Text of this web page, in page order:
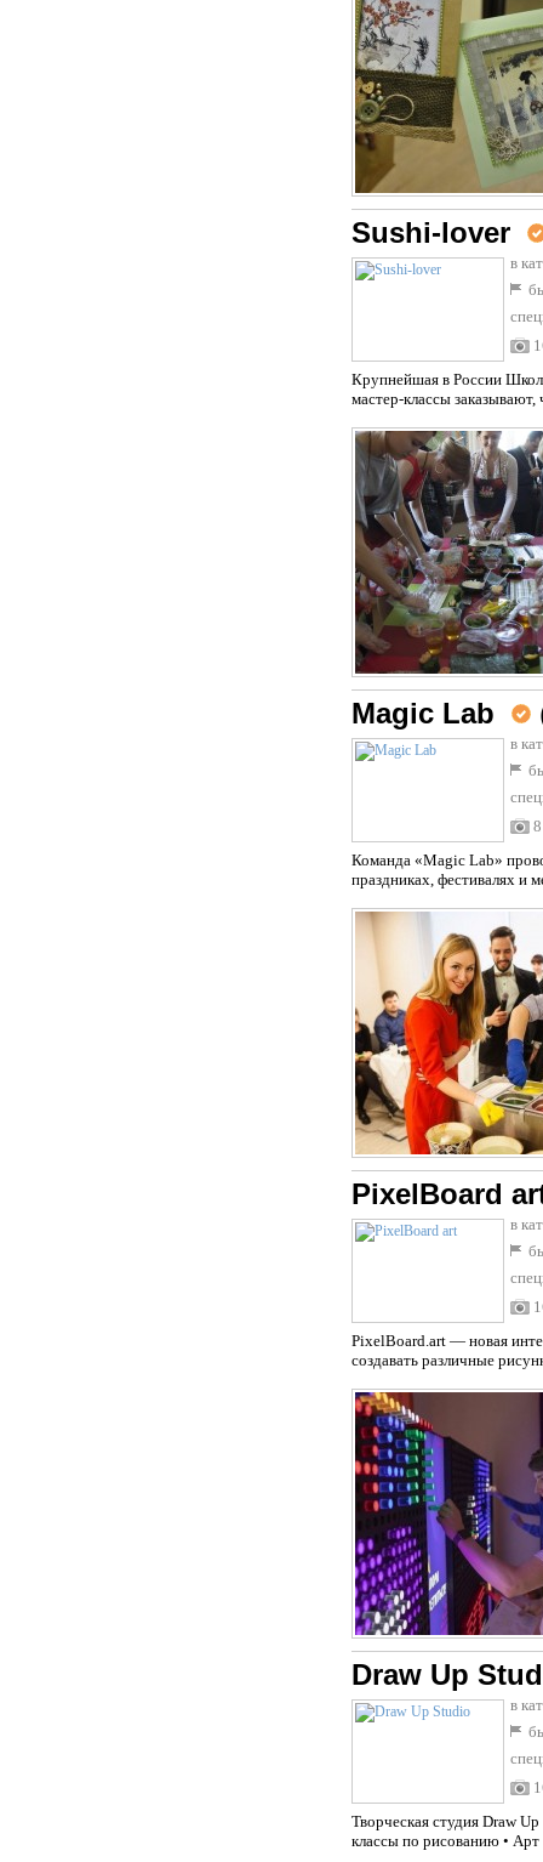
Sushi-lover
в
Крупнейшая в России
мастер-классы
Magic Lab
в
8
Команда «Magic Lab»
праздниках, фестивалях и
PixelBoard
в
PixelBoard.art — новая
создавать различные
Draw Up
в
Творческая студия Draw
классы по рисованию •